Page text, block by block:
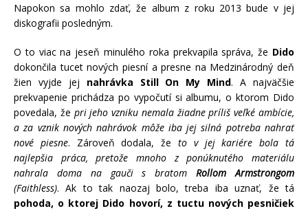
Napokon sa mohlo zdať, že album z roku 2013 bude v jej
diskografii posledným.
O to viac na jeseň minulého roka prekvapila správa, že Dido
dokončila tucet nových piesní a presne na Medzinárodný deň
žien vyjde jej nahrávka Still On My Mind. A najväčšie
prekvapenie prichádza po vypočutí si albumu, o ktorom Dido
povedala, že pri jeho vzniku nemala žiadne príliš veľké ambície,
a za vznik nových nahrávok môže iba jej silná potreba nahrať
nové piesne. Zároveň dodala, žeto v jej kariére bola tá
najlepšia práca, pretože mnoho z ponúknutého materiálu
nahrala doma na gauči s bratomRollom Armstrongom
(Faithless). Ak to tak naozaj bolo, treba iba uznať, že tá
pohoda, o ktorej Dido hovorí, z tuctu nových pesničiek